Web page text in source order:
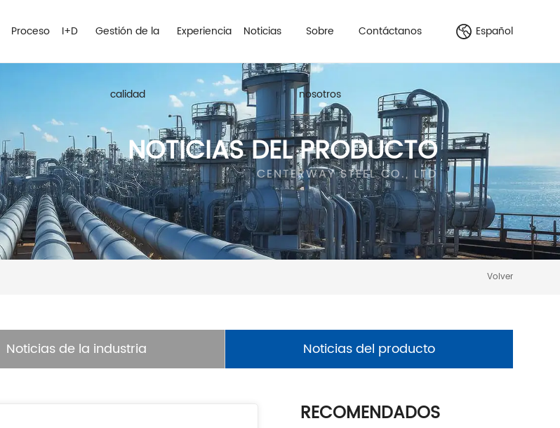
Proceso I+D Gestión de la
calidad
Experiencia Noticias Sobre
nosotros
Contáctanos Español
NOTICIAS DEL PRODUCTO
CENTERWAY STEEL CO., LTD
Volver
Noticias de la industria Noticias del producto
RECOMENDADOS